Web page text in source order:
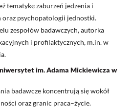
tematykę zaburzeń jedzenia i
psychopatologii jednostki.
zespołów badawczych, autorka
i profilaktycznych, m.in. w
im. Adama Mickiewicza w
badawcze koncentrują się wokół
oraz granic praca–życie.